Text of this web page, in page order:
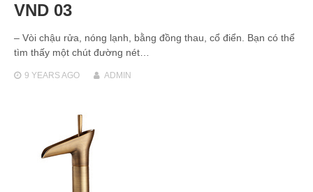
VND 03
– Vòi chậu rửa, nóng lạnh, bằng đồng thau, cổ điển. Bạn có thể
tìm thấy một chút đường nét…
9 YEARSAGO ADMIN